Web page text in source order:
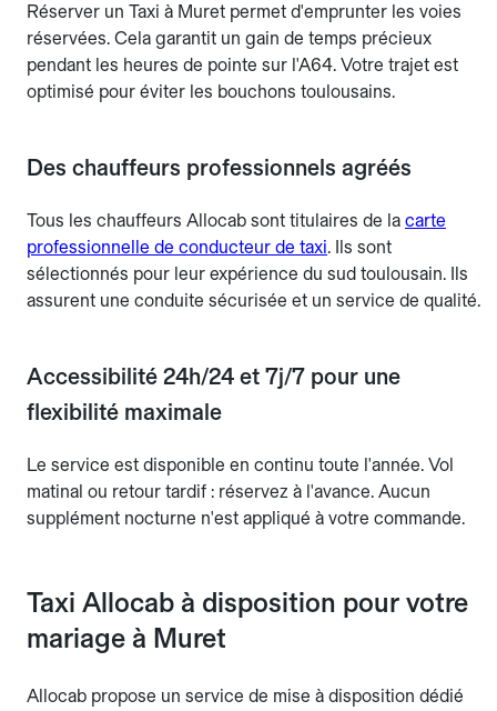
Réserver un Taxi à Muret permet d'emprunter les voies
réservées. Cela garantit un gain de temps précieux
pendant les heures de pointe sur l'A64. Votre trajet est
optimisé pour éviter les bouchons toulousains.
Des chauffeurs professionnels agréés
Tous les chauffeurs Allocab sont titulaires de la carte
professionnelle de conducteur de taxi. Ils sont
sélectionnés pour leur expérience du sud toulousain. Ils
assurent une conduite sécurisée et un service de qualité.
Accessibilité 24h/24 et 7j/7 pour une
flexibilité maximale
Le service est disponible en continu toute l'année. Vol
matinal ou retour tardif : réservez à l'avance. Aucun
supplément nocturne n'est appliqué à votre commande.
Taxi Allocab à disposition pour votre
mariage à Muret
Allocab propose un service de mise à disposition dédié